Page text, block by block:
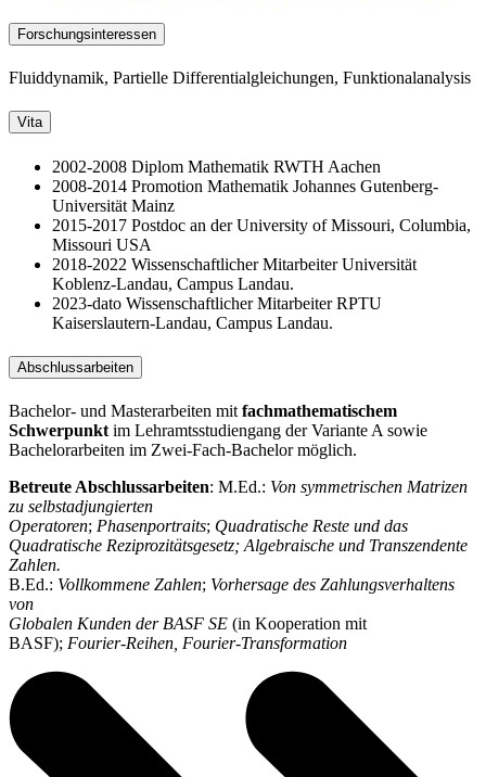
Forschungsinteressen
Fluiddynamik, Partielle Differentialgleichungen, Funktionalanalysis
Vita
2002-2008 Diplom Mathematik RWTH Aachen
2008-2014 Promotion Mathematik Johannes Gutenberg-
Universität Mainz
2015-2017 Postdoc an der University of Missouri, Columbia,
Missouri USA
2018-2022 Wissenschaftlicher Mitarbeiter Universität
Koblenz-Landau, Campus Landau.
2023-dato Wissenschaftlicher Mitarbeiter RPTU
Kaiserslautern-Landau, Campus Landau.
Abschlussarbeiten
Bachelor- und Masterarbeiten mit fachmathematischem
Schwerpunkt im Lehramtsstudiengang der Variante A sowie
Bachelorarbeiten im Zwei-Fach-Bachelor möglich.
Betreute Abschlussarbeiten: M.Ed.: Von symmetrischen Matrizen
zu selbstadjungierten
Operatoren; Phasenportraits; Quadratische Reste und das
Quadratische Reziprozitätsgesetz; Algebraische und Transzendente
Zahlen.
B.Ed.: Vollkommene Zahlen; Vorhersage des Zahlungsverhaltens
von
Globalen Kunden der BASF SE (in Kooperation mit
BASF); Fourier-Reihen, Fourier-Transformation